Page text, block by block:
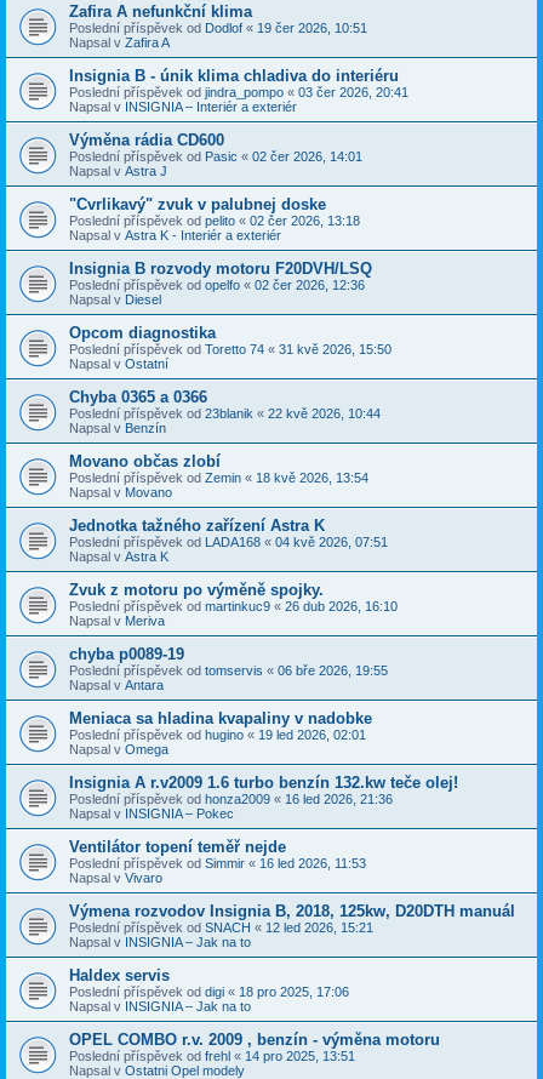
Zafira A nefunkční klima
Poslední příspěvek od Dodlof « 19 čer 2026, 10:51
Napsal v Zafira A
Insignia B - únik klima chladiva do interiéru
Poslední příspěvek od jindra_pompo « 03 čer 2026, 20:41
Napsal v INSIGNIA – Interiér a exteriér
Výměna rádia CD600
Poslední příspěvek od Pasic « 02 čer 2026, 14:01
Napsal v Astra J
"Cvrlikavý" zvuk v palubnej doske
Poslední příspěvek od pelito « 02 čer 2026, 13:18
Napsal v Astra K - Interiér a exteriér
Insignia B rozvody motoru F20DVH/LSQ
Poslední příspěvek od opelfo « 02 čer 2026, 12:36
Napsal v Diesel
Opcom diagnostika
Poslední příspěvek od Toretto 74 « 31 kvě 2026, 15:50
Napsal v Ostatní
Chyba 0365 a 0366
Poslední příspěvek od 23blanik « 22 kvě 2026, 10:44
Napsal v Benzín
Movano občas zlobí
Poslední příspěvek od Zemin « 18 kvě 2026, 13:54
Napsal v Movano
Jednotka tažného zařízení Astra K
Poslední příspěvek od LADA168 « 04 kvě 2026, 07:51
Napsal v Astra K
Zvuk z motoru po výměně spojky.
Poslední příspěvek od martinkuc9 « 26 dub 2026, 16:10
Napsal v Meriva
chyba p0089-19
Poslední příspěvek od tomservis « 06 bře 2026, 19:55
Napsal v Antara
Meniaca sa hladina kvapaliny v nadobke
Poslední příspěvek od hugino « 19 led 2026, 02:01
Napsal v Omega
Insignia A r.v2009 1.6 turbo benzín 132.kw teče olej!
Poslední příspěvek od honza2009 « 16 led 2026, 21:36
Napsal v INSIGNIA – Pokec
Ventilátor topení teměř nejde
Poslední příspěvek od Simmir « 16 led 2026, 11:53
Napsal v Vivaro
Výmena rozvodov Insignia B, 2018, 125kw, D20DTH manuál
Poslední příspěvek od SNACH « 12 led 2026, 15:21
Napsal v INSIGNIA – Jak na to
Haldex servis
Poslední příspěvek od digi « 18 pro 2025, 17:06
Napsal v INSIGNIA – Jak na to
OPEL COMBO r.v. 2009 , benzín - výměna motoru
Poslední příspěvek od frehl « 14 pro 2025, 13:51
Napsal v Ostatni Opel modely